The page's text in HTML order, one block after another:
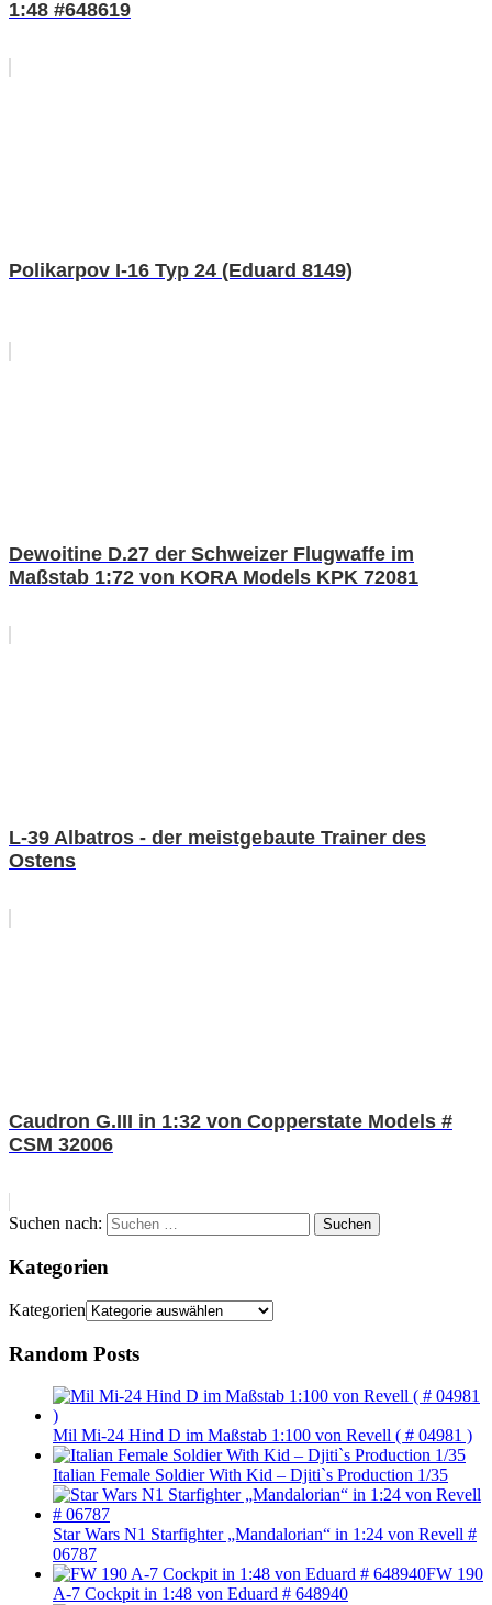
1:48 #648619
Polikarpov I-16 Typ 24 (Eduard 8149)
Dewoitine D.27 der Schweizer Flugwaffe im
Maßstab 1:72 von KORA Models KPK 72081
L-39 Albatros - der meistgebaute Trainer des
Ostens
Caudron G.III in 1:32 von Copperstate Models #
CSM 32006
Suchen nach: Suchen
Kategorien
Kategorien
Random Posts
Mil Mi-24 Hind D im Maßstab 1:100 von Revell ( # 04981 )
Italian Female Soldier With Kid – Djiti`s Production 1/35
Star Wars N1 Starfighter „Mandalorian“ in 1:24 von Revell #
06787
FW 190
A-7 Cockpit in 1:48 von Eduard # 648940